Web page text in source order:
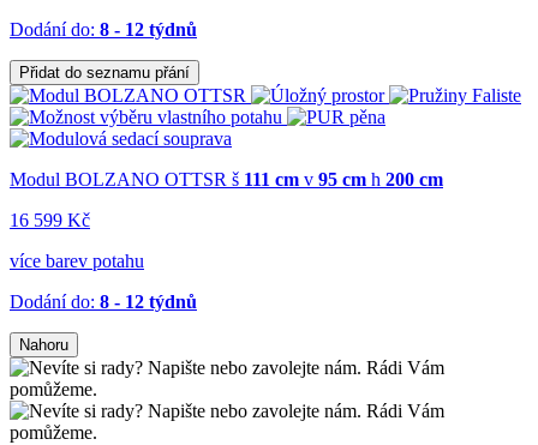
Dodání do: 8 - 12 týdnů
Přidat do seznamu přání
Modul BOLZANO OTTSR š 111 cm v 95 cm h 200 cm
16 599 Kč
více barev potahu
Dodání do: 8 - 12 týdnů
Nahoru